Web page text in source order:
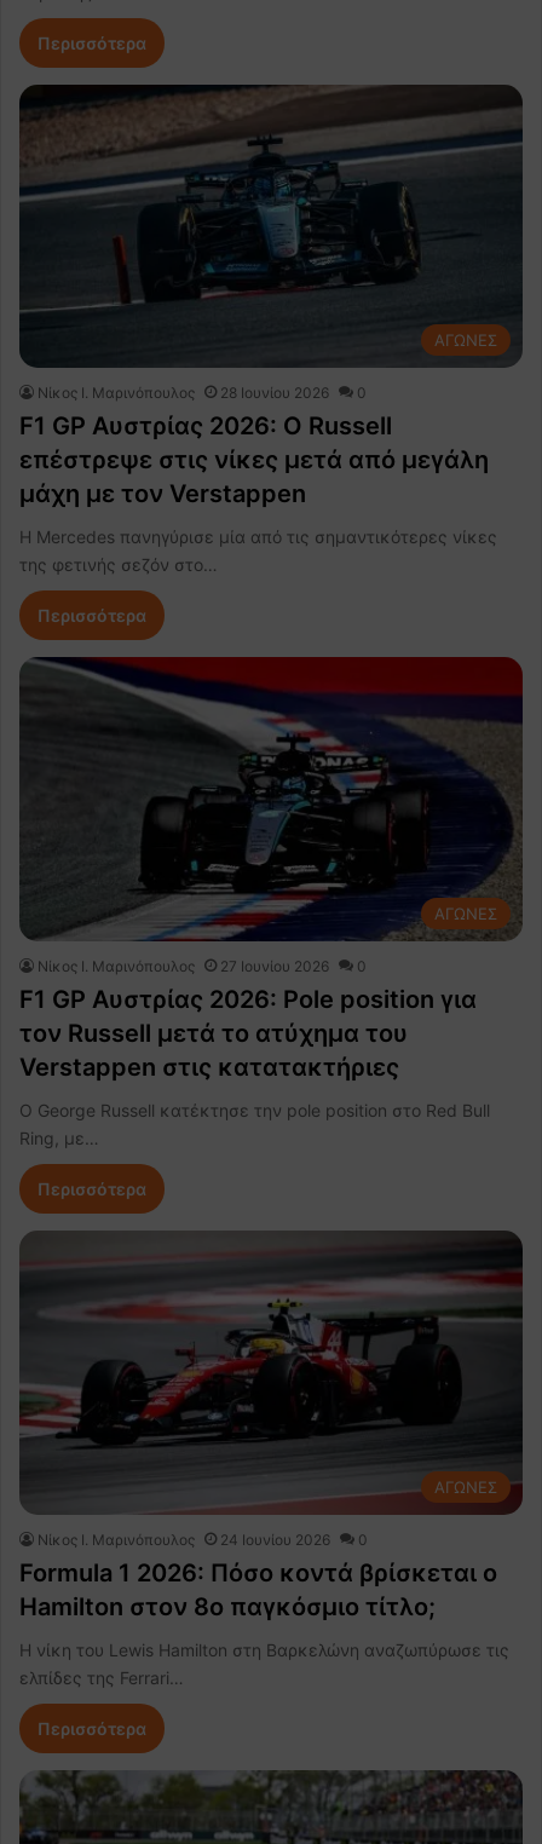
Περισσότερα
ΑΓΩΝΕΣ
Nίκος Ι. Mαρινόπουλος 28 Ιουνίου 2026 0
F1 GP Αυστρίας 2026: Ο Russell
επέστρεψε στις νίκες μετά από μεγάλη
μάχη με τον Verstappen
Η Mercedes πανηγύρισε μία από τις σημαντικότερες νίκες
της φετινής σεζόν στο…
Περισσότερα
ΑΓΩΝΕΣ
Nίκος Ι. Mαρινόπουλος 27 Ιουνίου 2026 0
F1 GP Αυστρίας 2026: Pole position για
τον Russell μετά το ατύχημα του
Verstappen στις κατατακτήριες
Ο George Russell κατέκτησε την pole position στο Red Bull
Ring, με…
Περισσότερα
ΑΓΩΝΕΣ
Nίκος Ι. Mαρινόπουλος 24 Ιουνίου 2026 0
Formula 1 2026: Πόσο κοντά βρίσκεται ο
Hamilton στον 8ο παγκόσμιο τίτλο;
Η νίκη του Lewis Hamilton στη Βαρκελώνη αναζωπύρωσε τις
ελπίδες της Ferrari…
Περισσότερα